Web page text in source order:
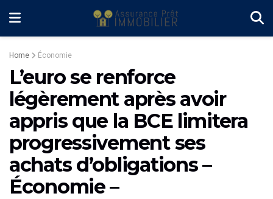
Home Économie
L’euro se renforce
légèrement après avoir
appris que la BCE limitera
progressivement ses
achats d’obligations –
Économie –